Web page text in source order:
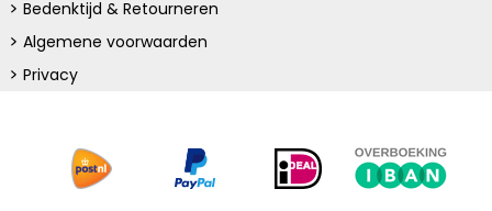
Bedenktijd & Retourneren
Algemene voorwaarden
Privacy